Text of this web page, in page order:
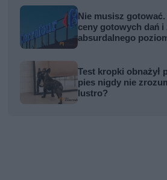
Nie musisz
ceny gotowych dań i
absurdalnego
Test kropki obnażył
pies nigdy nie
lustro?